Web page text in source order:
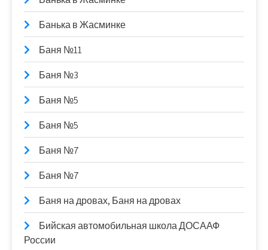
Банька в Жасминке
Баня №11
Баня №3
Баня №5
Баня №5
Баня №7
Баня №7
Баня на дровах, Баня на дровах
Бийская автомобильная школа ДОСААФ
России